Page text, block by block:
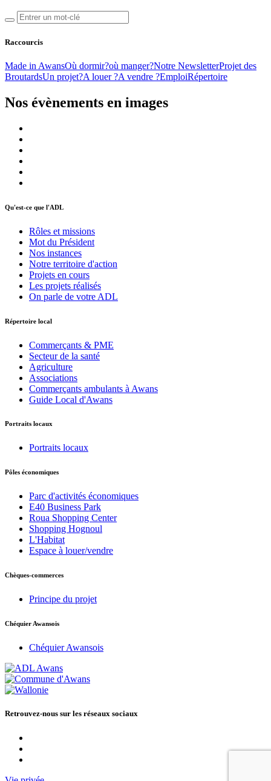
Raccourcis
Made in AwansOù dormir?où manger?Notre NewsletterProjet des
BroutardsUn projet?A louer ?A vendre ?EmploiRépertoire
Nos évènements en images
Qu'est-ce que l'ADL
Rôles et missions
Mot du Président
Nos instances
Notre territoire d'action
Projets en cours
Les projets réalisés
On parle de votre ADL
Répertoire local
Commerçants & PME
Secteur de la santé
Agriculture
Associations
Commerçants ambulants à Awans
Guide Local d'Awans
Portraits locaux
Portraits locaux
Pôles économiques
Parc d'activités économiques
E40 Business Park
Roua Shopping Center
Shopping Hognoul
L'Habitat
Espace à louer/vendre
Chèques-commerces
Principe du projet
Chéquier Awansois
Chéquier Awansois
Retrouvez-nous sur les réseaux sociaux